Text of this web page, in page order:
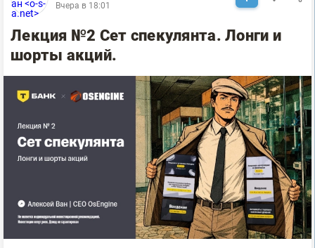
Вчера в 18:01
Лекция №2 Сет спекулянта. Лонги и
шорты акций.